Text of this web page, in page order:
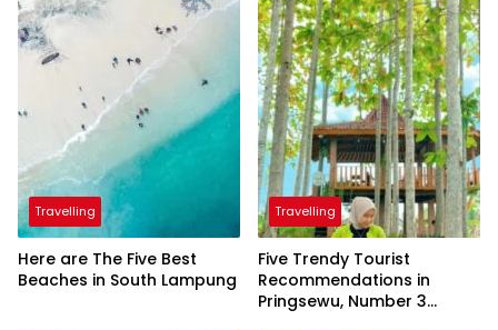
Travelling
Here are The Five Best
Beaches in South Lampung
Travelling
Five Trendy Tourist
Recommendations in
Pringsewu, Number 3